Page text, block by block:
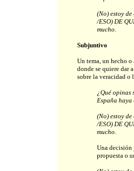
(No) estoy
/ESO) DE
mucho.
Subjuntivo
Un tema, un hecho
donde se quiere dar
sobre la veracidad
¿Qué opinas
España haya
(No) estoy
/ESO) DE
mucho.
Una decisión
propuesta o